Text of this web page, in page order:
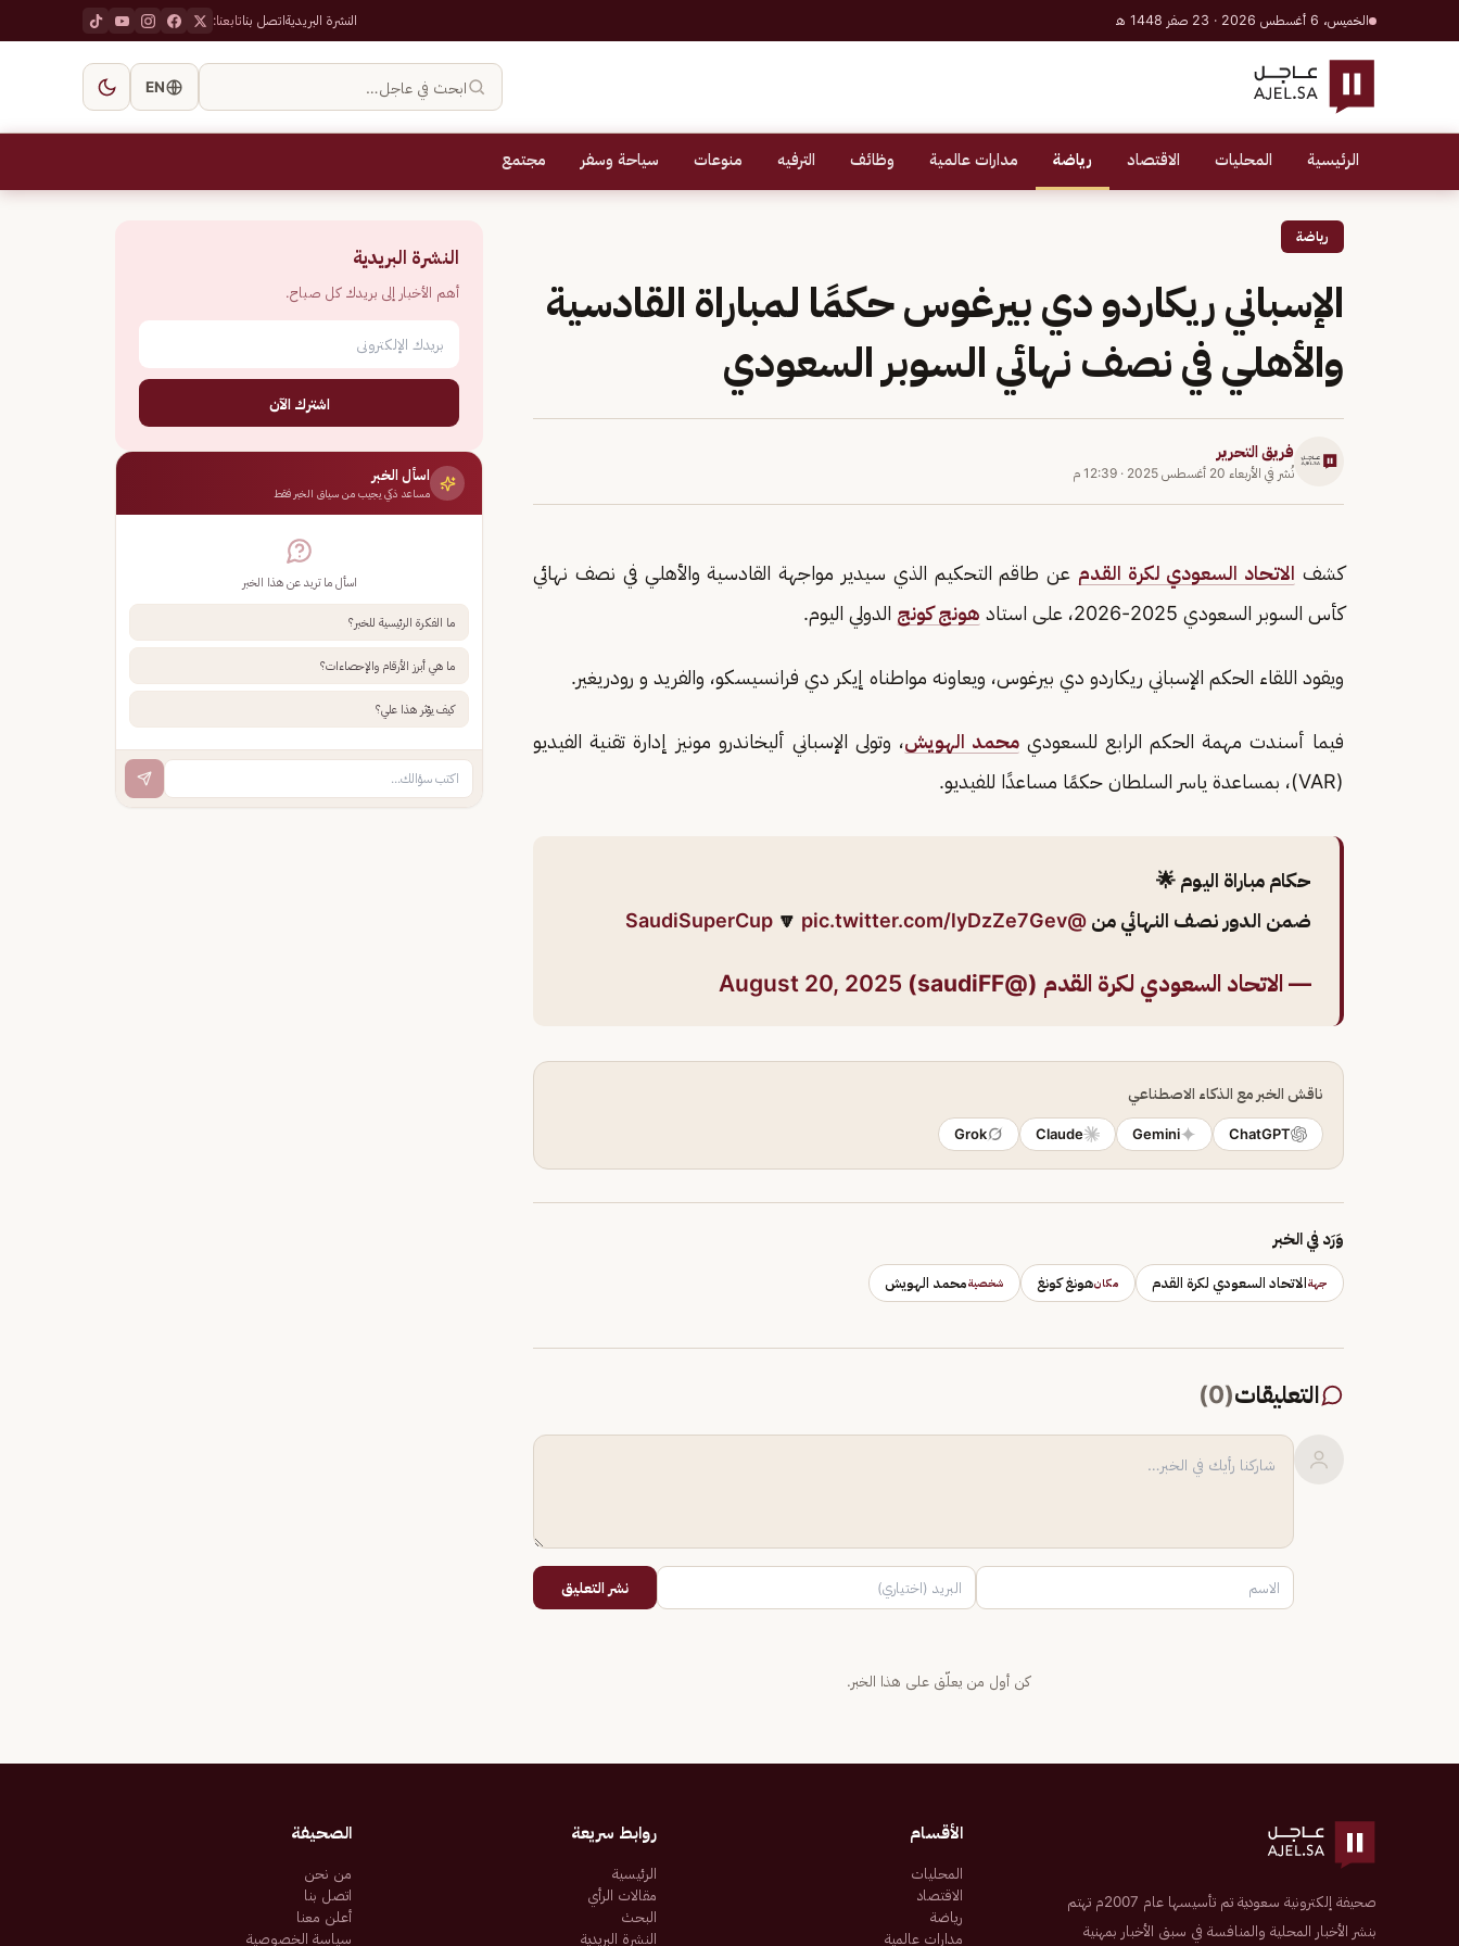
الخميس، 6 أغسطس 2026 · 23 صفر 1448 هـ النشرة البريديةاتصل بناتابعنا:
ابحث في عاجل… EN
الرئيسية المحليات الاقتصاد رياضة مدارات عالمية وظائف الترفيه منوعات سياحة وسفر مجتمع
رياضة
الإسباني ريكاردو دي بيرغوس حكمًا لمباراة القادسية
والأهلي في نصف نهائي السوبر السعودي
فريق التحرير
نُشر في الأربعاء 20 أغسطس 2025 · 12:39 م
كشف الاتحاد السعودي لكرة القدم عن طاقم التحكيم الذي سيدير مواجهة القادسية والأهلي في نصف نهائي
كأس السوبر السعودي 2025-2026، على استاد
هونج كونج الدولي اليوم.
ويقود اللقاء الحكم الإسباني ريكاردو دي بيرغوس، ويعاونه مواطناه إيكر دي فرانسيسكو، والفريد و رودريغير.
فيما أسندت مهمة الحكم الرابع للسعوديمحمد الهويش، وتولى الإسباني أليخاندرو مونيز إدارة تقنية الفيديو
(VAR)، بمساعدة ياسر السلطان حكمًا مساعدًا للفيديو.
حكام مباراة اليوم 🌟
ضمن الدور نصف النهائي من @SaudiSuperCup
🔽 pic.twitter.com/lyDzZe7Gev
— الاتحاد السعودي لكرة القدم (@saudiFF) August 20, 2025
ناقش الخبر مع الذكاء الاصطناعي
ChatGPT
Gemini
Claude
Grok
وَرَد في الخبر
جهةالاتحاد السعودي لكرة القدم مكانهونغ كونغ شخصيةمحمد الهويش
التعليقات(
0
)
نشر التعليق
كن أول من يعلّق على هذا الخبر.
النشرة البريدية
أهم الأخبار إلى بريدك كل صباح.
اشترك الآن
اسأل الخبر
مساعد ذكي يجيب من سياق الخبر فقط
اسأل ما تريد عن هذا الخبر
ما الفكرة الرئيسية للخبر؟
ما هي أبرز الأرقام والإحصاءات؟
كيف يؤثر هذا علي؟
صحيفة إلكترونية سعودية تم تأسيسها عام 2007م تهتم
بنشر الأخبار المحلية والمنافسة في سبق الأخبار بمهنية
الأقسام
المحليات
الاقتصاد
رياضة
مدارات عالمية
روابط سريعة
الرئيسية
مقالات الرأي
البحث
النشرة البريدية
الصحيفة
من نحن
اتصل بنا
أعلن معنا
سياسة الخصوصية